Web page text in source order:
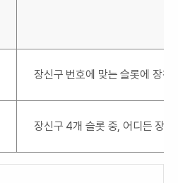
장신구 번호에 맞는 슬롯에 장착
장신구 4개 슬롯 중, 어디든 장